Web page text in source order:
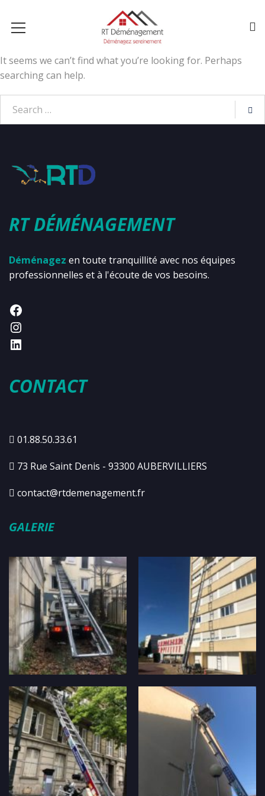
It seems we can’t find what you’re looking for. Perhaps
searching can help.
RT DÉMÉNAGEMENT
Déménagez en toute tranquillité avec nos équipes
professionnelles et à l'écoute de vos besoins.
CONTACT
01.88.50.33.61
73 Rue Saint Denis - 93300 AUBERVILLIERS
contact@rtdemenagement.fr
GALERIE